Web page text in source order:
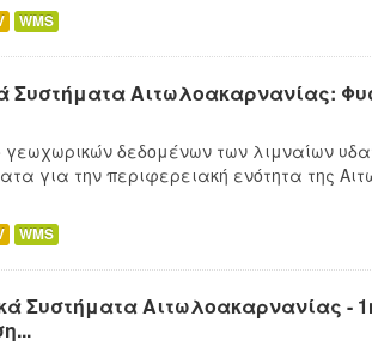
WMS
Συστήματα Αιτωλοακαρνανίας:
γεωχωρικών δεδομένων των λιμναίων
για την περιφερειακή ενότητα της
WMS
Συστήματα Αιτωλοακαρνανίας -